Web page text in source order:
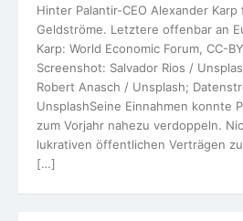
Hinter Palantir-CEO Alexander
Geldströme. Letztere offenbar an
Karp: World Economic Forum, CC-
Screenshot: Salvador Rios /
Robert Anasch / Unsplash;
UnsplashSeine Einnahmen konnte
zum Vorjahr nahezu verdoppeln.
lukrativen öffentlichen Verträgen
[…]